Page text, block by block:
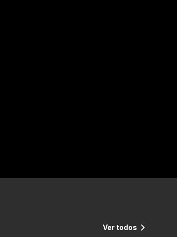
Ver todos